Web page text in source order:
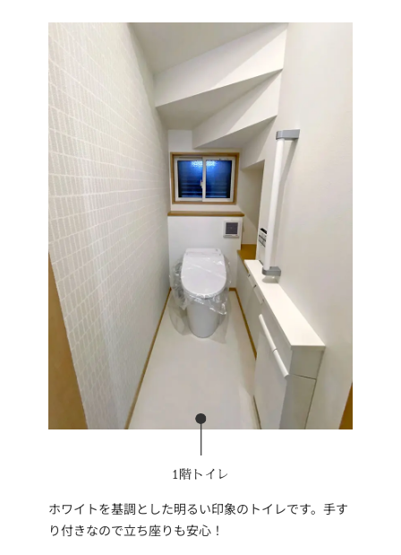
1階トイレ
ホワイトを基調とした明るい印象のトイレです。手す
り付きなので立ち座りも安心！